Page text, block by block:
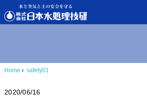
Home › safety01
2020/06/16